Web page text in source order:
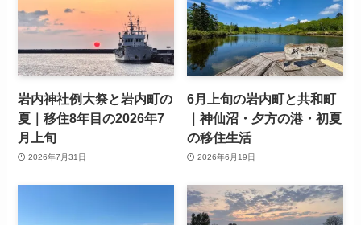
岩内神社例大祭と岩内町の
夏｜移住8年目の2026年7
月上旬
2026年7月31日
6月上旬の岩内町と共和町
｜神仙沼・夕方の港・初夏
の移住生活
2026年6月19日